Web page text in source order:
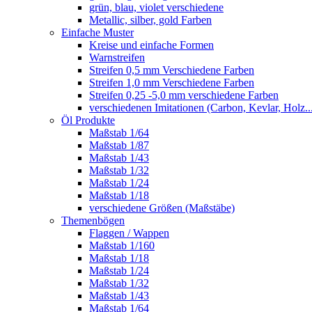
grün, blau, violet verschiedene
Metallic, silber, gold Farben
Einfache Muster
Kreise und einfache Formen
Warnstreifen
Streifen 0,5 mm Verschiedene Farben
Streifen 1,0 mm Verschiedene Farben
Streifen 0,25 -5,0 mm verschiedene Farben
verschiedenen Imitationen (Carbon, Kevlar,
Öl Produkte
Maßstab 1/64
Maßstab 1/87
Maßstab 1/43
Maßstab 1/32
Maßstab 1/24
Maßstab 1/18
verschiedene Größen (Maßstäbe)
Themenbögen
Flaggen / Wappen
Maßstab 1/160
Maßstab 1/18
Maßstab 1/24
Maßstab 1/32
Maßstab 1/43
Maßstab 1/64